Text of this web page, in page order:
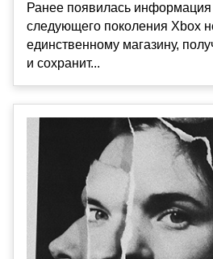
Ранее появилась информация
следующего поколения Xbox
единственному магазину,
и сохранит...